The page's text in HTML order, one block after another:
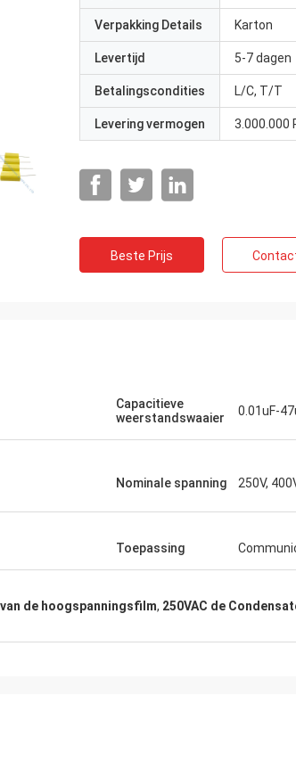
„XIWUER is zeer innovatief. Zij hebben de
uitstekende, intuïtieve dienst verleend,
met wat wij zouden kunnen nodig
Verpakking Details Karton
Levertijd 5-7 dagen
Betalingscondities L/C, T/T
Levering vermogen 3.000.000
Beste Prijs
Capacitieve
weerstandswaaier
0.01uF-
Nominale spanning 250V,
Toepassing
de hoogspanningsfilm, 250VAC de